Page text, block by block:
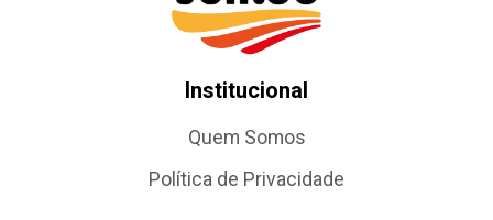
Institucional
Quem Somos
Política de Privacidade